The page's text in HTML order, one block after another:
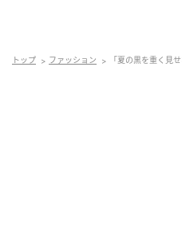
トップ ファッション 「夏の黒を重く見